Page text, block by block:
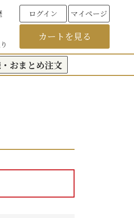
ログイン マイページ
カートを見る
おまとめ注文